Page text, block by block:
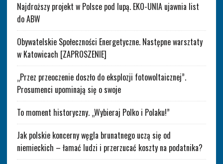
Najdroższy projekt w Polsce pod lupą. EKO-UNIA ujawnia list
do ABW
Obywatelskie Społeczności Energetyczne. Następne warsztaty
w Katowicach [ZAPROSZENIE]
„Przez przeoczenie doszło do eksplozji fotowoltaicznej”.
Prosumenci upominają się o swoje
To moment historyczny. „Wybieraj Polko i Polaku!”
Jak polskie koncerny węgla brunatnego uczą się od
niemieckich – łamać ludzi i przerzucać koszty na podatnika?